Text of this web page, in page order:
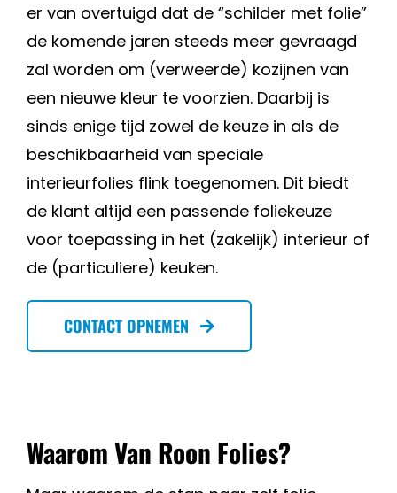
er van overtuigd dat de “schilder met folie”
de komende jaren steeds meer gevraagd
zal worden om (verweerde) kozijnen van
een nieuwe kleur te voorzien. Daarbij is
sinds enige tijd zowel de keuze in als de
beschikbaarheid van speciale
interieurfolies flink toegenomen. Dit biedt
de klant altijd een passende foliekeuze
voor toepassing in het (zakelijk) interieur of
de (particuliere) keuken.
CONTACT OPNEMEN
Waarom Van Roon Folies?